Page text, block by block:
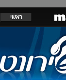
ראשי